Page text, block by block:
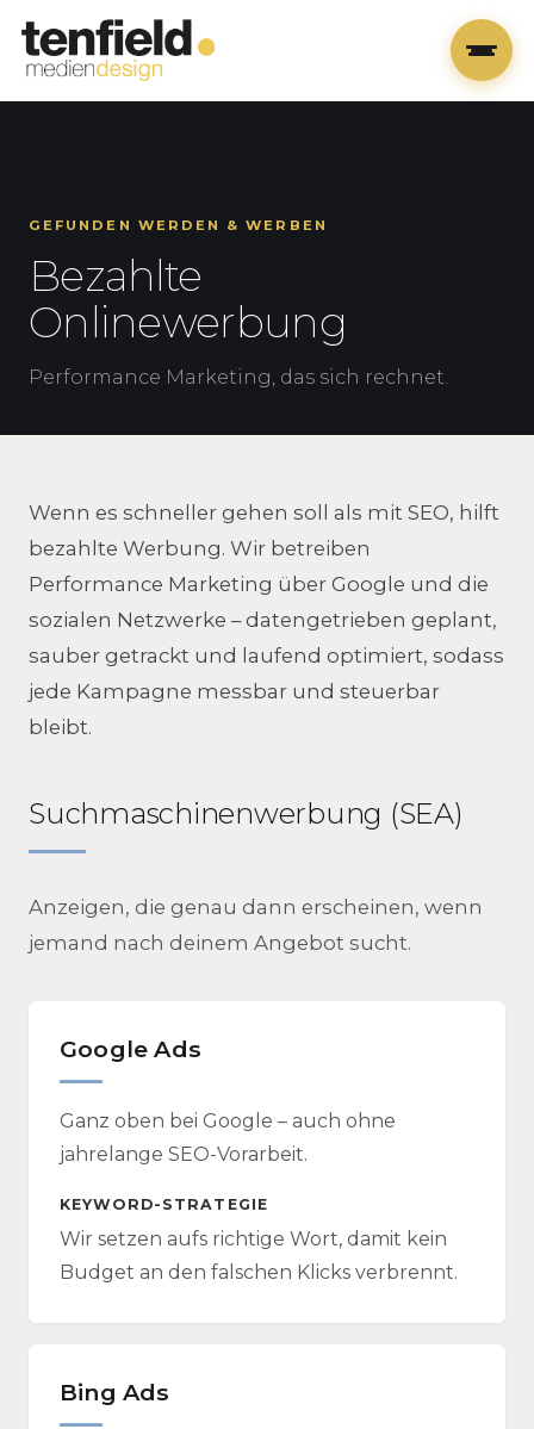
GEFUNDEN WERDEN & WERBEN
Bezahlte
Onlinewerbung
Performance Marketing, das sich rechnet.
Wenn es schneller gehen soll als mit SEO, hilft
bezahlte Werbung. Wir betreiben
Performance Marketing über Google und die
sozialen Netzwerke – datengetrieben geplant,
sauber getrackt und laufend optimiert, sodass
jede Kampagne messbar und steuerbar
bleibt.
Suchmaschinenwerbung (SEA)
Anzeigen, die genau dann erscheinen, wenn
jemand nach deinem Angebot sucht.
Google Ads
Ganz oben bei Google – auch ohne
jahrelange SEO-Vorarbeit.
KEYWORD-STRATEGIE
Wir setzen aufs richtige Wort, damit kein
Budget an den falschen Klicks verbrennt.
Bing Ads